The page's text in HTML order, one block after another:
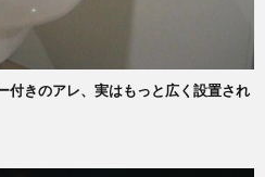
付きのアレ、実はもっと広く設置され